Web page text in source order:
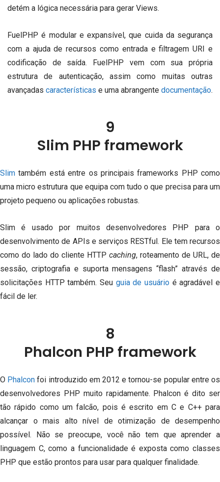
detém a lógica necessária para gerar Views.
FuelPHP é modular e expansível, que cuida da segurança
com a ajuda de recursos como entrada e filtragem URI e
codificação de saída.
FuelPHP vem com sua própria
estrutura de autenticação, assim como muitas outras
avançadas características e uma abrangente documentação.
9
Slim PHP framework
Slim também está entre os principais frameworks PHP como
uma micro estrutura que equipa com tudo o que precisa para um
projeto pequeno ou aplicações robustas.
Slim é usado por muitos desenvolvedores PHP para o
desenvolvimento de APIs e serviços RESTful. Ele tem recursos
como do lado do cliente HTTP caching, roteamento de URL, de
sessão, criptografia e suporta mensagens “flash” através de
solicitações HTTP também. Seu guia de usuário é agradável e
fácil de ler.
8
Phalcon PHP framework
O Phalcon foi introduzido em 2012 e tornou-se popular entre os
desenvolvedores PHP muito rapidamente. Phalcon é dito ser
tão rápido como um falcão, pois é escrito em C e C++ para
alcançar o mais alto nível de otimização de desempenho
possível.
Não se preocupe, você não tem que aprender a
linguagem C, como a funcionalidade é exposta como classes
PHP que estão prontos para usar para qualquer finalidade.